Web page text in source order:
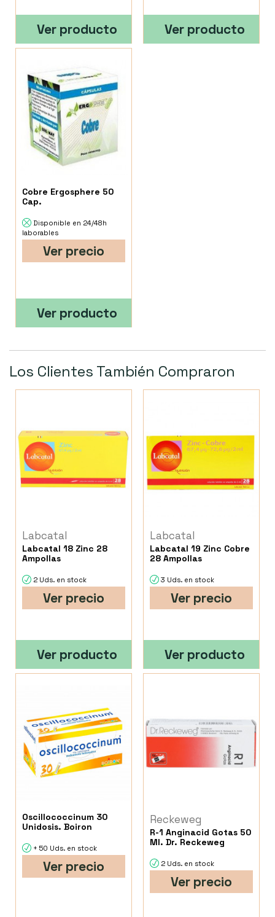
Ver producto Ver producto
Cobre Ergosphere 50
Cap.
Disponible en 24/48h
laborables
Ver precio
Ver producto
Los Clientes También Compraron
Labcatal
Labcatal 18 Zinc 28
Ampollas
2 Uds. en stock
Ver precio
Ver producto
Labcatal
Labcatal 19 Zinc Cobre
28 Ampollas
3 Uds. en stock
Ver precio
Ver producto
Oscillococcinum 30
Unidosis. Boiron
+ 50 Uds. en stock
Ver precio
Reckeweg
R-1 Anginacid Gotas 50
Ml. Dr. Reckeweg
2 Uds. en stock
Ver precio